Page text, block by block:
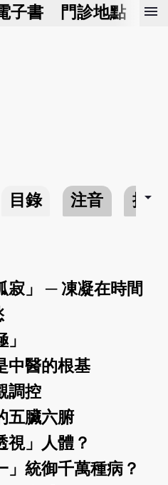
子書 門診地點 預
menu
目錄 注音 搜尋
arrow_drop_down
寂」 ─ 凍凝在時間
中醫的根基
調控
五臟六腑
視」人體？
」統御千萬種病？